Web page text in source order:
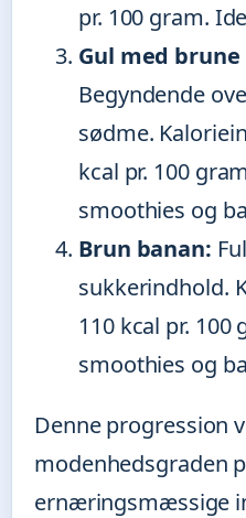
pr. 100 gram.
Gul med
Begyndende
sødme.
kcal pr. 100
smoothies og
Brun banan:
sukkerindhold.
110 kcal pr.
smoothies og
Denne progression
modenhedsgraden
ernæringsmæssige